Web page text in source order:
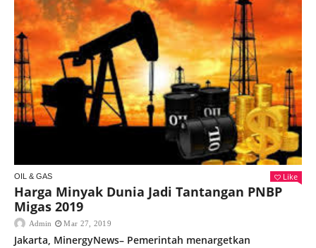
OIL & GAS Like
Harga Minyak Dunia Jadi Tantangan PNBP
Migas 2019
Admin Mar 27, 2019
Jakarta, MinergyNews– Pemerintah menargetkan